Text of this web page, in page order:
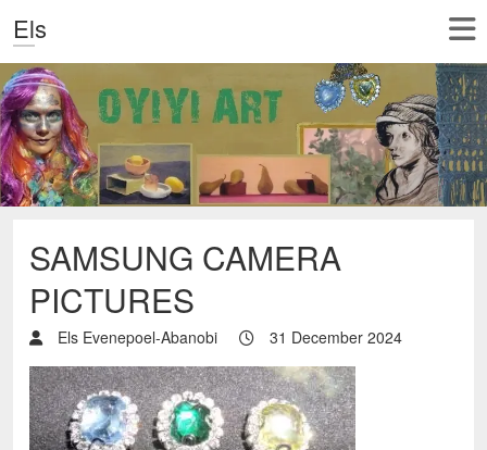
Els
SAMSUNG CAMERA
PICTURES
Els Evenepoel-Abanobi 31 December 2024